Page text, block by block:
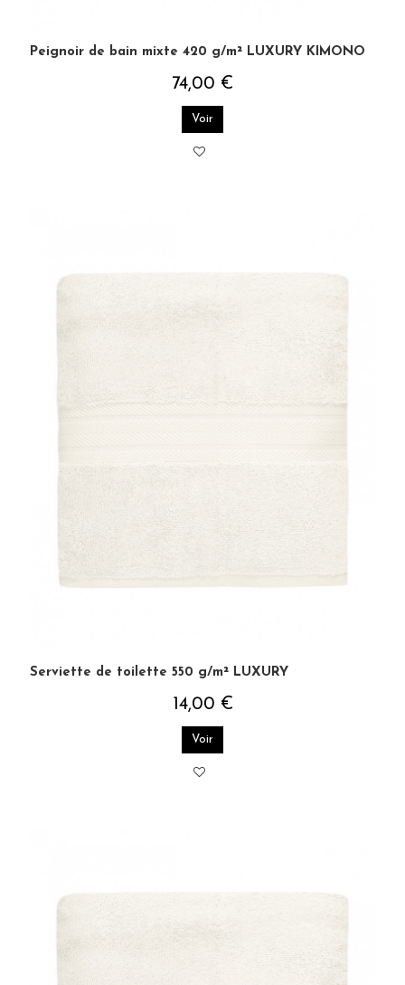
Peignoir de bain mixte 420 g/m² LUXURY KIMONO
74,00 €
Voir
Serviette de toilette 550 g/m² LUXURY
14,00 €
Voir